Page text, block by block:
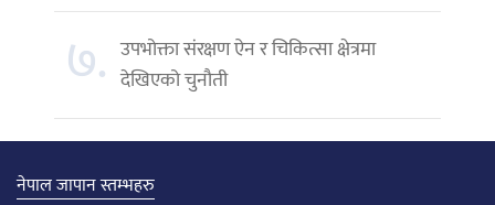
७. उपभोक्ता संरक्षण ऐन र चिकित्सा क्षेत्रमा
देखिएको चुनौती
नेपाल जापान स्तम्भहरु